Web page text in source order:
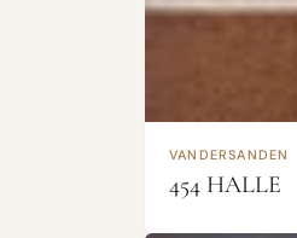
VANDERSANDEN
454 HALLE